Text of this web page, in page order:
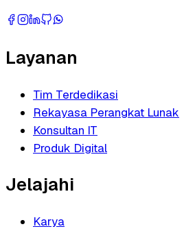
Layanan
Tim Terdedikasi
Rekayasa Perangkat Lunak
Konsultan IT
Produk Digital
Jelajahi
Karya